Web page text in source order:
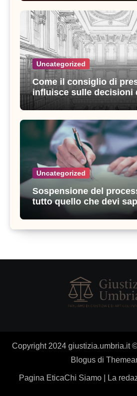
Uncategorized
Come il consiglio di
influisce sulle decisioni
giustizia amministrativa
Uncategorized
Sospensione del
tutto quello che devi
Copyright 2024 giustizia.umbria.it
Blogus di
Pagina EticaChi Siamo | La